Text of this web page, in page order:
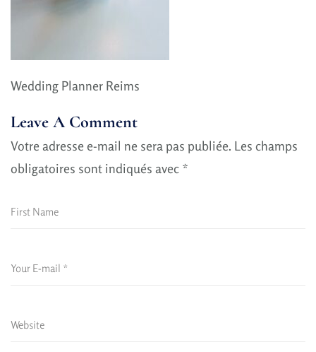
Wedding Planner Reims
Leave A Comment
Votre adresse e-mail ne sera pas publiée. Les champs
obligatoires sont indiqués avec *